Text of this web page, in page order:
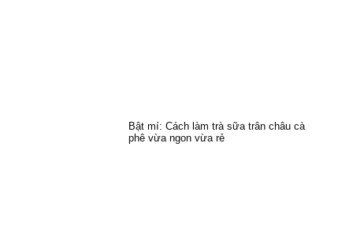
Bật mí: Cách làm trà sữa trân châu cà
phê vừa ngon vừa rẻ